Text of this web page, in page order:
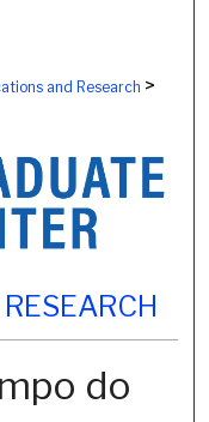
and Research >
do